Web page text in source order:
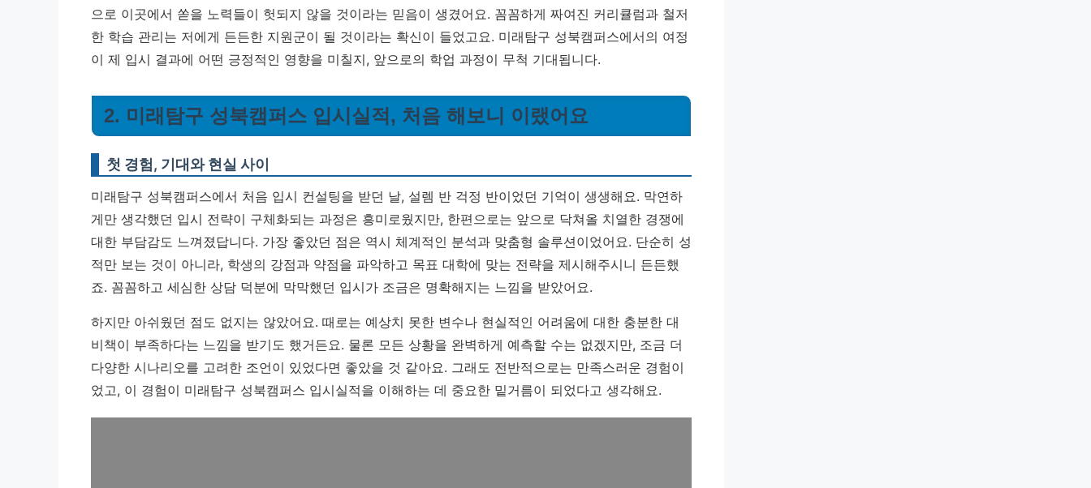
으로 이곳에서 쏟을 노력들이 헛되지 않을 것이라는 믿음이 생겼어요. 꼼꼼하게 짜여진 커리큘럼과 철저
한 학습 관리는 저에게 든든한 지원군이 될 것이라는 확신이 들었고요. 미래탐구 성북캠퍼스에서의 여정
이 제 입시 결과에 어떤 긍정적인 영향을 미칠지, 앞으로의 학업 과정이 무척 기대됩니다.
2. 미래탐구 성북캠퍼스 입시실적, 처음 해보니 이랬어요
첫 경험, 기대와 현실 사이
미래탐구 성북캠퍼스에서 처음 입시 컨설팅을 받던 날, 설렘 반 걱정 반이었던 기억이 생생해요. 막연하
게만 생각했던 입시 전략이 구체화되는 과정은 흥미로웠지만, 한편으로는 앞으로 닥쳐올 치열한 경쟁에
대한 부담감도 느껴졌답니다. 가장 좋았던 점은 역시 체계적인 분석과 맞춤형 솔루션이었어요. 단순히 성
적만 보는 것이 아니라, 학생의 강점과 약점을 파악하고 목표 대학에 맞는 전략을 제시해주시니 든든했
죠. 꼼꼼하고 세심한 상담 덕분에 막막했던 입시가 조금은 명확해지는 느낌을 받았어요.
하지만 아쉬웠던 점도 없지는 않았어요. 때로는 예상치 못한 변수나 현실적인 어려움에 대한 충분한 대
비책이 부족하다는 느낌을 받기도 했거든요. 물론 모든 상황을 완벽하게 예측할 수는 없겠지만, 조금 더
다양한 시나리오를 고려한 조언이 있었다면 좋았을 것 같아요. 그래도 전반적으로는 만족스러운 경험이
었고, 이 경험이 미래탐구 성북캠퍼스 입시실적을 이해하는 데 중요한 밑거름이 되었다고 생각해요.